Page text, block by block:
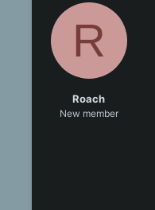
R
Roach
New member